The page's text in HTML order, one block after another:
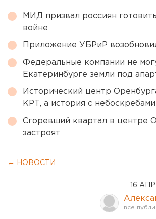
МИД призвал россиян
войне
Приложение УБРиР
Федеральные компании не
Екатеринбурге земли под
Исторический центр
КРТ, а история с
Сгоревший квартал в центре
застроят
← НОВОСТИ
16